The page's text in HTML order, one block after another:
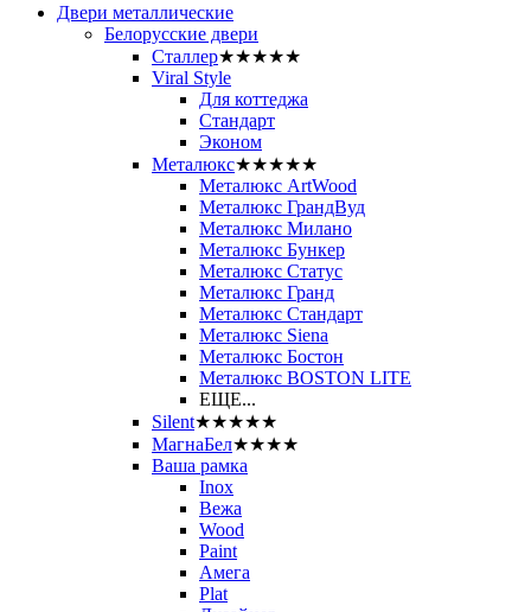
Двери металлические
Белорусские двери
Сталлер★★★★★
Viral Style
Для коттеджа
Стандарт
Эконом
Металюкс★★★★★
Металюкс ArtWood
Металюкс ГрандВуд
Металюкс Милано
Металюкс Бункер
Металюкс Статус
Металюкс Гранд
Металюкс Стандарт
Металюкс Siena
Металюкс Бостон
Металюкс BOSTON LITE
ЕЩЕ...
Silent★★★★★
МагнаБел★★★★
Ваша рамка
Inox
Вежа
Wood
Paint
Амега
Plat